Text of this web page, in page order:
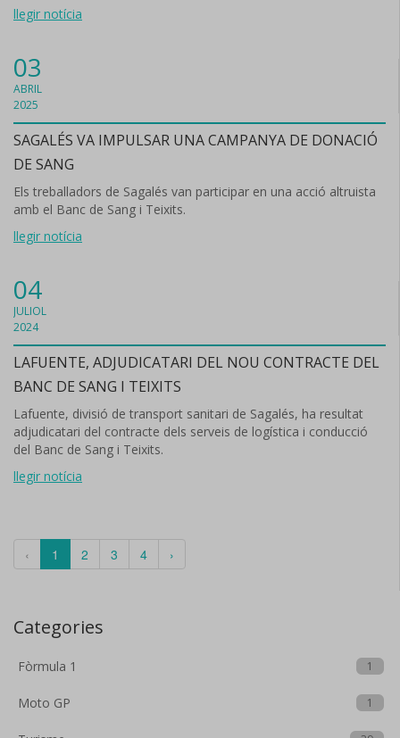
llegir notícia
03
ABRIL
2025
SAGALÉS VA IMPULSAR UNA CAMPANYA DE DONACIÓ
DE SANG
Els treballadors de Sagalés van participar en una acció altruista
amb el Banc de Sang i Teixits.
llegir notícia
04
JULIOL
2024
LAFUENTE, ADJUDICATARI DEL NOU CONTRACTE DEL
BANC DE SANG I TEIXITS
Lafuente, divisió de transport sanitari de Sagalés, ha resultat
adjudicatari del contracte dels serveis de logística i conducció
del Banc de Sang i Teixits.
llegir notícia
‹ 1 2 3 4 ›
Categories
Fòrmula 1 1
Moto GP 1